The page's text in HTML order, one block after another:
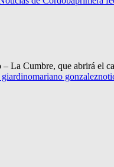
La Cumbre, que abrirá el
mariano gonzalez